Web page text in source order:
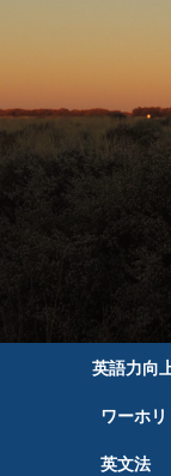
英語力向
ワーホリ
英文法